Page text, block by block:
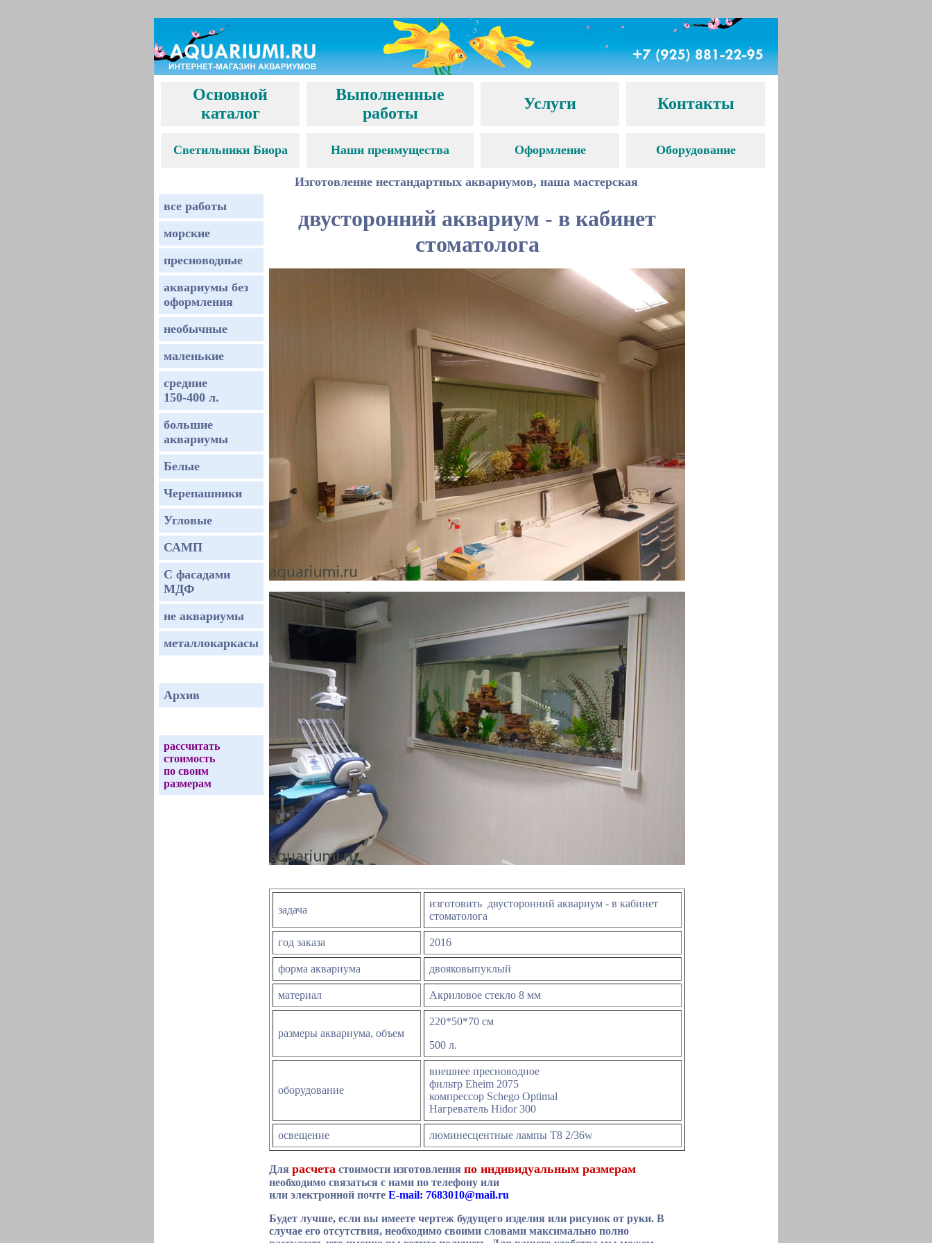
Основной
каталог
Выполненные
работы
Услуги Контакты
Светильники Биора Наши преимущества Оформление Оборудование
Изготовление нестандартных аквариумов, наша мастерская
все работы
морские
пресноводные
аквариумы без
оформления
необычные
маленькие
средние
150-400 л.
большие
аквариумы
Белые
Черепашники
Угловые
САМП
С фасадами
МДФ
не аквариумы
металлокаркасы
Архив
рассчитать
стоимость
по своим
размерам
двусторонний аквариум - в кабинет
стоматолога
задача
изготовить двусторонний аквариум - в кабинет
стоматолога
год заказа 2016
форма аквариума двояковыпуклый
материал Акриловое стекло 8 мм
размеры аквариума, объем
220*50*70 см
500 л.
оборудование
внешнее пресноводное
фильтр Eheim 2075
компрессор Schego Optimal
Нагреватель Hidor 300
освещение люминесцентные лампы Т8 2/36w
Для расчета стоимости изготовления по индивидуальным размерам
необходимо связаться с нами по телефону или
или электронной почте Е-mail: 7683010@mail.ru
Будет лучше, если вы имеете чертеж будущего изделия или рисунок от руки. В
случае его отсутствия, необходимо своими словами максимально полно